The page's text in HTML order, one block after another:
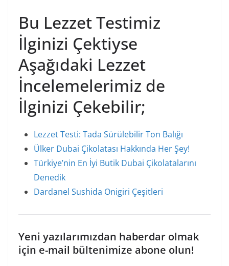
Bu Lezzet Testimiz
İlginizi Çektiyse
Aşağıdaki Lezzet
İncelemelerimiz de
İlginizi Çekebilir;
Lezzet Testi: Tada Sürülebilir Ton Balığı
Ülker Dubai Çikolatası Hakkında Her Şey!
Türkiye’nin En İyi Butik Dubai Çikolatalarını
Denedik
Dardanel Sushida Onigiri Çeşitleri
Yeni yazılarımızdan haberdar olmak
için e-mail bültenimize abone olun!